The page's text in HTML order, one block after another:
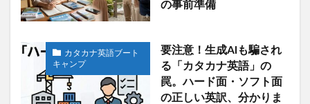
の事前準備
カタカナ英語ブート
キャンプ
要注意！生成AIも騙され
る「カタカナ英語」の
罠。ハード面・ソフト面
の正しい英訳、分かりま